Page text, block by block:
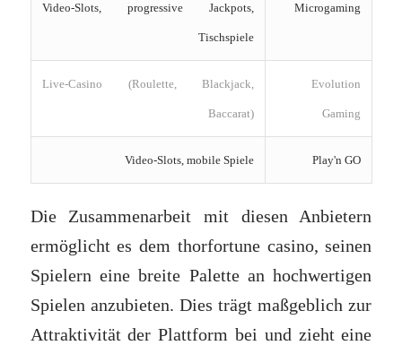
Microgaming
Video-Slots, progressive Jackpots,
Tischspiele
Evolution
Gaming
Live-Casino (Roulette, Blackjack,
Baccarat)
Play'n GO
Video-Slots, mobile Spiele
Die Zusammenarbeit mit diesen Anbietern
ermöglicht es dem thorfortune casino, seinen
Spielern eine breite Palette an hochwertigen
Spielen anzubieten. Dies trägt maßgeblich zur
Attraktivität der Plattform bei und zieht eine